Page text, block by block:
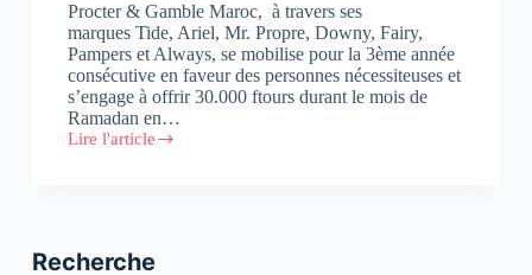
Procter & Gamble Maroc, à travers ses
marques Tide, Ariel, Mr. Propre, Downy, Fairy,
Pampers et Always, se mobilise pour la 3ème année
consécutive en faveur des personnes nécessiteuses et
s’engage à offrir 30.000 ftours durant le mois de
Ramadan en…
Lire l'article
Opération
Gamble
Recherche